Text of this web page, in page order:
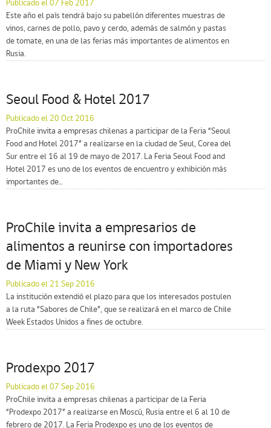
Publicado el 07 Feb 2017
Este año el país tendrá bajo su pabellón diferentes muestras de
vinos, carnes de pollo, pavo y cerdo, además de salmón y pastas
de tomate, en una de las ferias más importantes de alimentos en
Rusia.
Seoul Food & Hotel 2017
Publicado el 20 Oct 2016
ProChile invita a empresas chilenas a participar de la Feria “Seoul
Food and Hotel 2017” a realizarse en la ciudad de Seul, Corea del
Sur entre el 16 al 19 de mayo de 2017. La Feria Seoul Food and
Hotel 2017 es uno de los eventos de encuentro y exhibición más
importantes de...
ProChile invita a empresarios de
alimentos a reunirse con importadores
de Miami y New York
Publicado el 21 Sep 2016
La institución extendió el plazo para que los interesados postulen
a la ruta “Sabores de Chile”, que se realizará en el marco de Chile
Week Estados Unidos a fines de octubre.
Prodexpo 2017
Publicado el 07 Sep 2016
ProChile invita a empresas chilenas a participar de la Feria
“Prodexpo 2017” a realizarse en Moscú, Rusia entre el 6 al 10 de
febrero de 2017. La Feria Prodexpo es uno de los eventos de